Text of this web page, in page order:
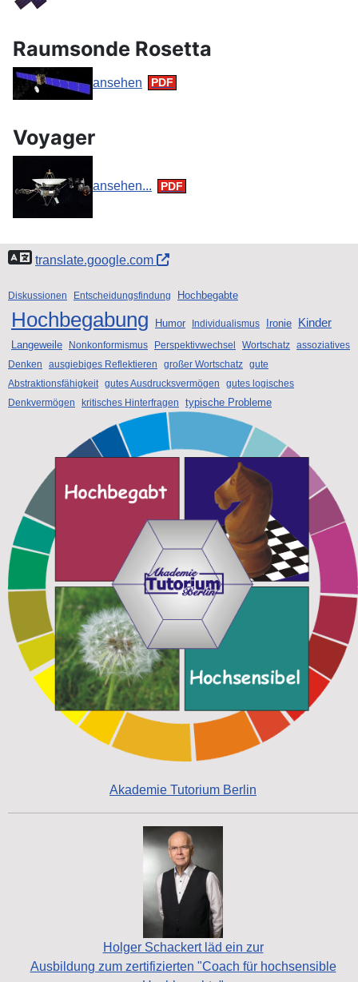
Raumsonde Rosetta
ansehen
Voyager
ansehen...
translate.google.com
Diskussionen Entscheidungsfindung Hochbegabte
Hochbegabung Humor Individualismus Ironie Kinder
Langeweile Nonkonformismus Perspektivwechsel Wortschatz assoziatives
Denken
ausgiebiges Reflektieren großer Wortschatz gute
Abstraktionsfähigkeit gutes Ausdrucksvermögen
gutes logisches
Denkvermögen
kritisches Hinterfragen typische Probleme
Akademie Tutorium Berlin
Holger Schackert läd ein zur
Ausbildung zum zertifizierten "Coach für hochsensible